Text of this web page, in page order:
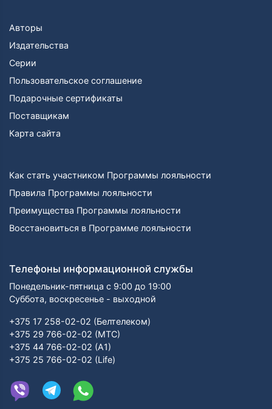
Авторы
Издательства
Серии
Пользовательское соглашение
Подарочные сертификаты
Поставщикам
Карта сайта
Как стать участником Программы лояльности
Правила Программы лояльности
Преимущества Программы лояльности
Восстановиться в Программе лояльности
Телефоны информационной службы
Понедельник-пятница с 9:00 до 19:00
Суббота, воскресенье - выходной
+375 17 258-02-02 (Белтелеком)
+375 29 766-02-02 (МТС)
+375 44 766-02-02 (А1)
+375 25 766-02-02 (Life)